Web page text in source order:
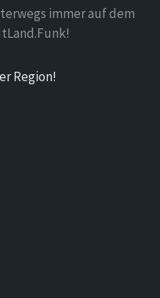
immer auf dem
Region!